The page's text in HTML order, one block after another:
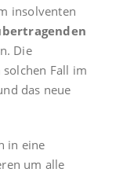
insolventen
Die
Fall im
das neue
in eine
um alle